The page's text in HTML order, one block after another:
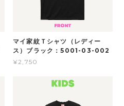
マイ家紋Ｔシャツ（レディー
ス）ブラック：5001-03-002
¥2,750